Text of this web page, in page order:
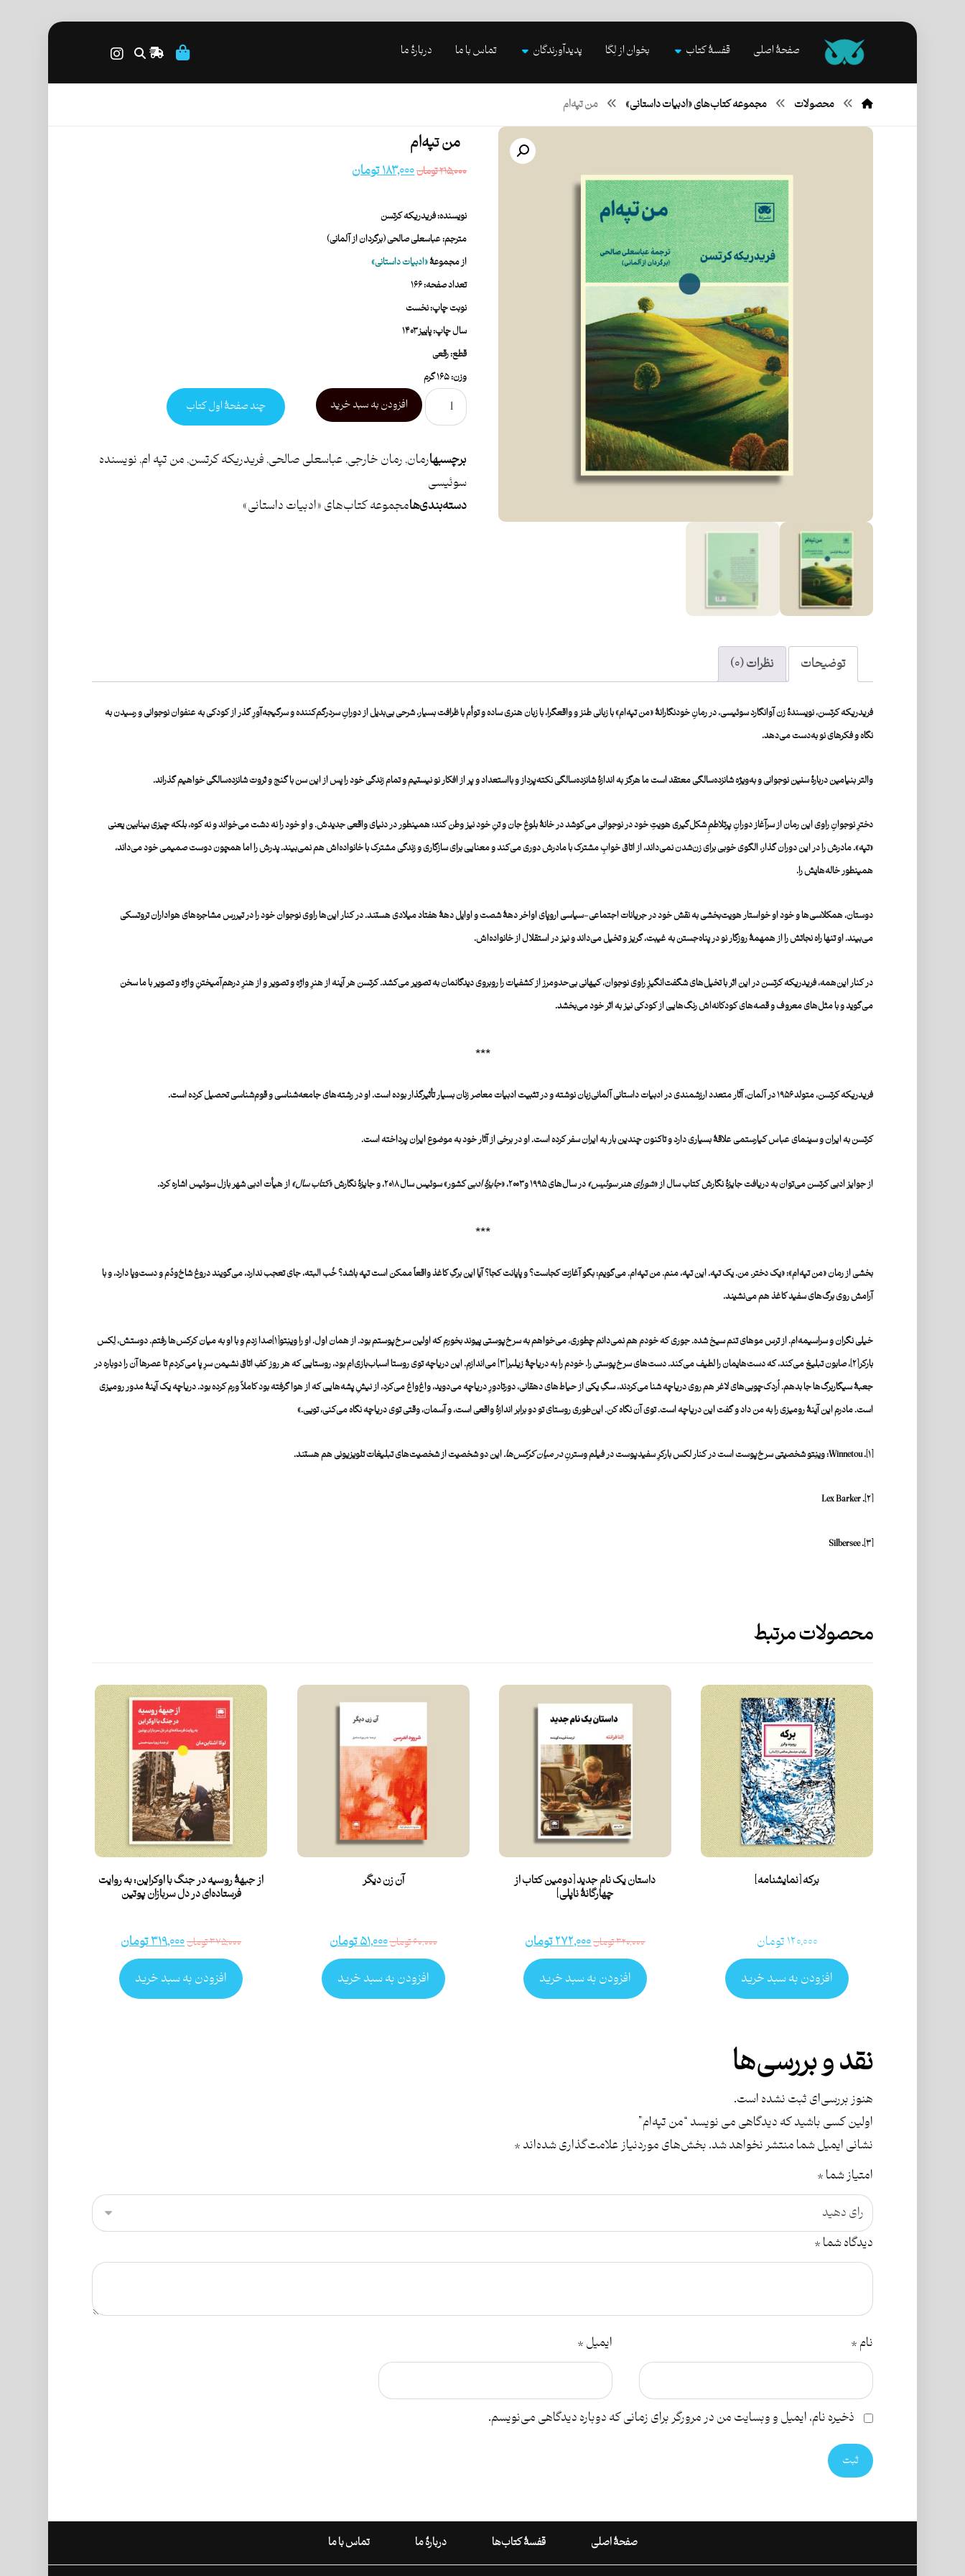
صفحۀ اصلی قفسۀ کتاب بخوان از لِگا پدیدآورندگان تماس با ما دربارۀ ما
محصولات مجموعه کتاب‌های «ادبیات داستانی» من تپه‌ام
من تپه‌ام
۲۱۵,۰۰۰تومان۱۸۳,۰۰۰تومان
نویسنده: فریدریکه کرتسن
مترجم: عباسعلی صالحی (برگردان از آلمانی)
از مجموعۀ«ادبیات داستانی»
تعداد صفحه: ۱۶۶
نوبت چاپ: نخست
سال چاپ: پاییز ۱۴۰۳
قطع: رقعی
وزن: ۱۶۵ گرم
افزودن به سبد خرید چند صفحۀ اول کتاب
برچسبهارمان,رمان خارجی,عباسعلی صالحی,فریدریکه کرتسن,من تپه ام,نویسنده
سوئیسی
دسته بندی هامجموعه کتاب‌های «ادبیات داستانی»
توضیحات نظرات (۰)
فریدریکه کرتسن، نویسندۀ زن آوانگارد سوئیسی، در رمانِ خودنگارانۀ «من تپه‌ام» با زبانی طنز و واقع͏گرا، با زبان هنری ساده و توأم با ظرافت بسیار، شرحی بی͏‌بدیل از دورانِ سردرگم͏‌کننده و سرگیجه͏‌آورِ گذر از کودکی به عنفوان نوجوانی و رسیدن به
نگاه و فکرهای نو به͏‌دست می͏‌دهد.
والتر بنیامین دربارۀ سنین نوجوانی و به͏‌ویژه شانزده͏‌سالگی معتقد است ما هرگز به اندازۀ شانزده͏‌سالگی نکته͏‌پرداز و بااستعداد و پر از افکار نو نیستیم و تمام زندگی خود را پس از این سن با گنج و ثروت شانزده‌سالگی خواهیم گذراند.
دخترِ نوجوانِ راوی این رمان از سرآغاز دورانِ پرتلاطمِ شکل͏‌گیری هویتِ خود در نوجوانی می͏‌کوشد در خانۀ بلوغِ جان و تنِ خود نیز وطن کند؛ همین͏طور در دنیای واقعی جدیدش. و او خود را نه دشت می͏‌خواند و نه کوه، بلکه چیزی بینابین یعنی
«تپه». مادرش را در این دوران گذار، الگوی خوبی برای زن͏‌شدن نمی͏‌داند، از اتاق خوابِ مشترک با مادرش دوری می͏‌کند و معنایی برای سازگاری و زندگی مشترک با خانواده͏‌اش هم نمی͏‌بیند. پدرش را اما همچون دوست صمیمی خود می͏‌داند،
همین͏طور خاله͏‌هایش را.
دوستان، همکلاسی͏‌ها و خود او خواستار هویت͏‌بخشی به نقش خود در جریانات اجتماعی-سیاسی اروپای اواخر دهۀ شصت و اوایل دهۀ هفتاد میلادی هستند. در کنار این‌ها راوی نوجوان خود را در تیررس مشاجره͏‌های هواداران تروتسکی
می͏‌بیند. او تنها راه نجاتش را از همهمۀ روزگار نو در پناه͏‌جستن به غیبت، گریز و تخیل می͏‌داند و نیز در استقلال از خانواده͏‌اش.
در کنار این͏‌همه، فریدریکه کرتسن در این اثر با تخیل͏‌های شگفت͏‌انگیزِ راوی نوجوان، کیهانی بی‌حدومرز از کشفیات را روبروی دیدگان͏مان به تصویر می͏‌کشد. کرتسن هر آینه از هنرِ واژه و تصویر و از هنرِ درهم͏‌آمیختنِ واژه و تصویر با ما سخن
می͏‌گوید و با مثل͏‌های معروف و قصه͏‌های کودکانه͏‌اش رنگ͏‌هایی از کودکی نیز به اثر خود می͏‌بخشد.
***
فریدریکه کرتسن، متولد ۱۹۵۶ در آلمان، آثار متعدد ارزشمندی در ادبیات داستانی آلمانی‌زبان نوشته و در تثبیت ادبیات معاصر زنان بسیار تأثیرگذار بوده است. او در رشته‌های جامعه‌شناسی و قوم‌شناسی‌ تحصیل کرده است.
کرتسن به ایران و سینمای عباس کیارستمی علاقۀ‌ بسیاری دارد و تاکنون چندین بار به ایران سفر کرده است. او در برخی از آثار خود به موضوع ایران پرداخته است.
از جوایز ادبی کرتسن می‌توان به دریافت جایزۀ‌ نگارش کتاب سال از «شورای هنر سوئیس»در سال‌های ۱۹۹۵ و ۲۰۰۳، « جایزۀ‌ ادبیکشور» سوئیس سال ۲۰۱۸، و جایزۀ‌ نگارش « کتاب سال»از هیأت ادبی شهر بازل سوئیس اشاره کرد.
***
بخشی از رمان «من تپه‌ام»:‌ «یک دختر. من. یک تپه. این تپه، منم. من تپه‌ام. می‌گویم: بگو آغازت کجاست؟ و پایانت کجا؟ آیا این برگِ کاغذ واقعاً ممکن است تپه باشد؟ خُب البته، جای تعجب ندارد، می‌گویند دروغ شاخ‌ودُم و دست‌وپا دارد، و با
آرامش روی برگ‌های سفید کاغذ هم می‌نشیند.
خیلی نگران و سراسیمه‌ام. از ترس موهای تنم سیخ شده. ‌جوری که خودم هم نمی‌دانم چطوری، می‌خواهم به سرخ‌پوستی پیوند بخورم که اولین سرخ‌پوستم بود. از همان اول. او را وینِتو[۱] صدا زدم و با او به میان کرکس‌ها رفتم. دوستش، لِکس
بارکر[۲] ، صابون تبلیغ می‌کند، که دست‌هایمان را لطیف می‌کند. دست‌های سرخ‌پوستی را. خودم را به دریاچۀ‌ زیلبر[۳] می‌اندازم. این دریاچه توی روستا اسباب‌بازی‌ام بود، روستایی که هر روز کفِ اتاق نشیمن سرِ پا می‌کردم تا عصرها آن را دوباره در
جعبۀ‌ سیگاربرگ‌ها جا بدهم. اُردک‌چوبی‌های لاغر هم روی دریاچه شنا می‌کردند، سگِ یکی از حیاط‌های دهقانی، دورتادورِ دریاچه می‌دوید، واغ‌واغ می‌کرد، از نیشِ پشه‌هایی که از هوا گرفته بود کاملاً ورم کرده بود. دریاچه یک آینۀ‌ مدور رومیزی
است. مادرم این آینۀ‌ رومیزی را به من داد و گفت این دریاچه است. توی آن نگاه کن. این‌طوری روستای تو دو برابر اندازۀ‌ واقعی است، و آسمان، وقتی توی دریاچه نگاه می‌کنی، تویی.»
[۱] .‌ Winnetou: وینِتو شخصیتی سرخ‌پوست است در کنار لکس بارکرِ سفیدپوست در فیلم وسترنِ در میان کرکس‌ها.این دو شخصیت از شخصیت‌های تبلیغات تلویزیونی هم هستند.
[۲] . Lex Barker
[۳] . Silbersee
محصولات مرتبط
برکه [نمایشنامه]
۱۲۰,۰۰۰تومان
افزودن به سبد خرید
داستان یک نام جدید [دومین کتاب از
چهارگانۀ ناپلی]
۳۲۰,۰۰۰تومان۲۷۲,۰۰۰تومان
افزودن به سبد خرید
آن زن دیگر
۶۰,۰۰۰تومان۵۱,۰۰۰تومان
افزودن به سبد خرید
از جبهۀ روسیه در جنگ با اوکراین: به روایت
فرستاده‌ای در دل سربازان پوتین
۳۷۵,۰۰۰تومان۳۱۹,۰۰۰تومان
افزودن به سبد خرید
نقد و بررسی‌ها
هنوز بررسی‌ای ثبت نشده است.
اولین کسی باشید که دیدگاهی می نویسد “من تپه‌ام”
نشانی ایمیل شما منتشر نخواهد شد.بخش‌های موردنیاز علامت‌گذاری شده‌اند*
امتیاز شما*
دیدگاه شما*
نام* ایمیل*
ذخیره نام، ایمیل و وبسایت من در مرورگر برای زمانی که دوباره دیدگاهی می‌نویسم.
ثبت
صفحۀ اصلی قفسۀ کتاب‌ها دربارۀ ما تماس با ما